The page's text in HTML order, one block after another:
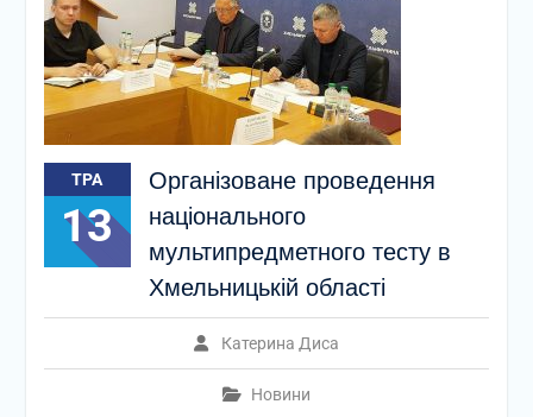
ТРА
13
Організоване проведення
національного
мультипредметного тесту в
Хмельницькій області
Катерина Диса
Новини